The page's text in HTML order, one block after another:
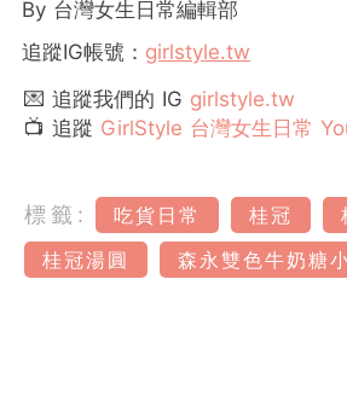
By 台灣女生日常編輯部
追蹤IG帳號： girlstyle.tw
💌 追蹤我們的 IG girlstyle.tw
📺 追蹤 GirlStyle 台灣女生日常
標籤: 吃貨日常 桂冠
桂冠湯圓
森永雙色牛奶糖